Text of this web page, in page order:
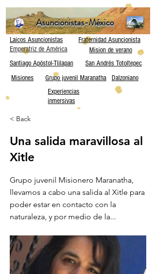
Asuncionistas-México
Laicos Asuncionistas
Fraternidad Asuncionista
Emperatriz de América
Mision de verano
Santiago Apóstol-Tlilapan
San Andrés Totoltepec
Misiones
Grupo juvenil Maranatha
Dalzoniano
Experiencias
inmersivas
< Back
Una salida maravillosa al
Xitle
Grupo juvenil Misionero Maranatha,
llevamos a cabo una salida al Xitle para
poder estar en contacto con la
naturaleza, y por medio de la...